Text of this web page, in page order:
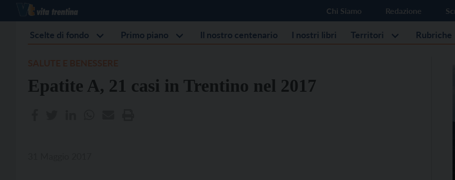
Chi Siamo Redazione
Scelte di fondo Primo piano Il nostro centenario I nostri libri Territori Rubriche
Epatite A, 21 casi in Trentino nel 2017